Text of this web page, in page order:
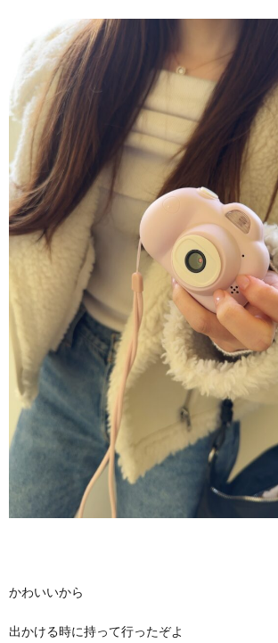
かわいいから
出かける時に持って行ったぞよ